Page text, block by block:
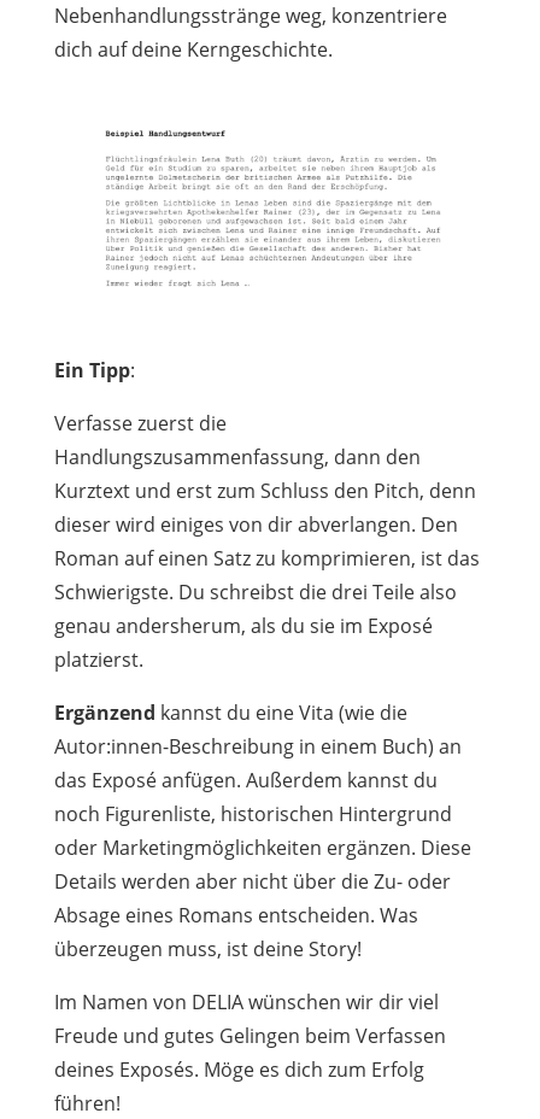
Nebenhandlungsstränge weg, konzentriere
dich auf deine Kerngeschichte.
Ein Tipp:
Verfasse zuerst die
Handlungszusammenfassung, dann den
Kurztext und erst zum Schluss den Pitch, denn
dieser wird einiges von dir abverlangen. Den
Roman auf einen Satz zu komprimieren, ist das
Schwierigste. Du schreibst die drei Teile also
genau andersherum, als du sie im Exposé
platzierst.
Ergänzend kannst du eine Vita (wie die
Autor:innen-Beschreibung in einem Buch) an
das Exposé anfügen. Außerdem kannst du
noch Figurenliste, historischen Hintergrund
oder Marketingmöglichkeiten ergänzen. Diese
Details werden aber nicht über die Zu- oder
Absage eines Romans entscheiden. Was
überzeugen muss, ist deine Story!
Im Namen von DELIA wünschen wir dir viel
Freude und gutes Gelingen beim Verfassen
deines Exposés. Möge es dich zum Erfolg
führen!